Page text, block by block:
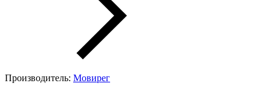
Производитель: Мовирег